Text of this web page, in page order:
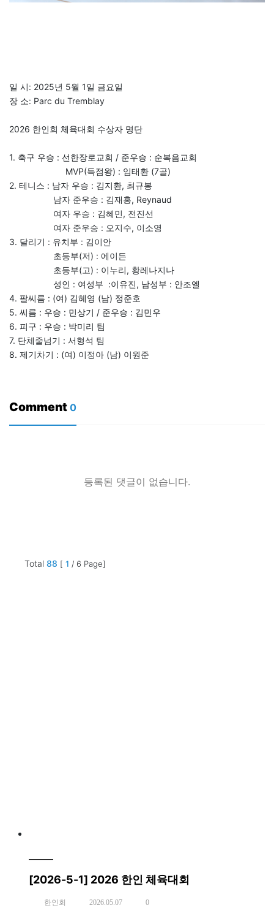
일 시: 2025년 5월 1일 금요일
장 소: Parc du Tremblay
2026 한인회 체육대회 수상자 명단
1. 축구 우승 : 선한장로교회 / 준우승 : 순복음교회
MVP(득점왕) : 임태환 (7골)
2. 테니스 : 남자 우승 : 김지환, 최규봉
남자 준우승 : 김재홍, Reynaud
여자 우승 : 김혜민, 전진선
여자 준우승 : 오지수, 이소영
3. 달리기 : 유치부 : 김이안
초등부(저) : 에이든
초등부(고) : 이누리, 황레나지나
성인 : 여성부 :이유진, 남성부 : 안조엘
4. 팔씨름 : (여) 김혜영 (남) 정준호
5. 씨름 : 우승 : 민상기 / 준우승 : 김민우
6. 피구 : 우승 : 박미리 팀
7. 단체줄넘기 : 서형석 팀
8. 제기차기 : (여) 이정아 (남) 이원준
Comment 0
등록된 댓글이 없습니다.
Total 88 [ 1 / 6 Page]
[2026-5-1] 2026 한인 체육대회
한인회 2026.05.07 0